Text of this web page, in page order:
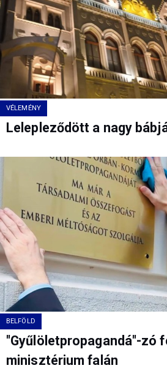
VÉLEMÉNY
Lelepleződött a nagy
BELFÖLD
"Gyűlöletpropagandá"-zó
minisztérium falán